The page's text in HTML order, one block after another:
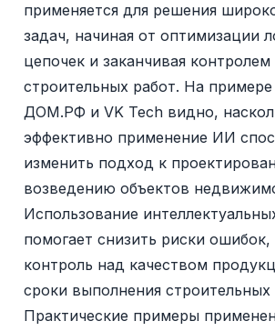
применяется для решения
задач, начиная от оптимизации
цепочек и заканчивая контролем
строительных работ. На
ДОМ.РФ и VK Tech видно,
эффективно применение ИИ
изменить подход к
возведению объектов
Использование
помогает снизить риски ошибок,
контроль над качеством
сроки выполнения
Практические примеры